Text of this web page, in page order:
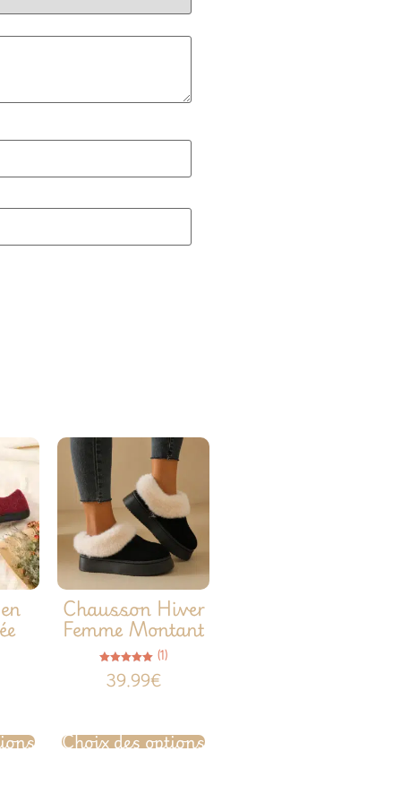
Chausson Hiver
Femme Montant
Note
5.00
sur 5
(1)
39.99€
Choix des options